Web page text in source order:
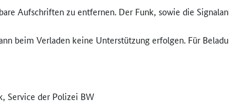
Aufschriften zu entfernen. Der Funk, sowie die
beim Verladen keine Unterstützung erfolgen. Für
Service der Polizei BW